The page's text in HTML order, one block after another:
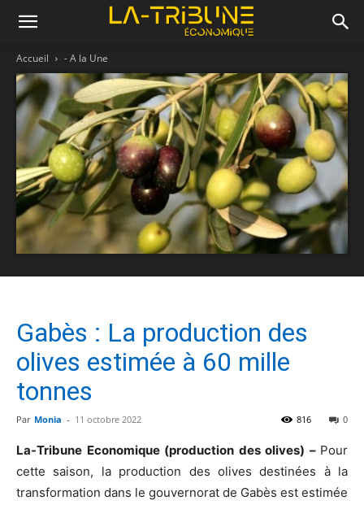
Accueil - A la Une
Gabès : La production des
olives estimée à 60 mille
tonnes
Par Monia - 11 octobre 2022 0
816
La-Tribune Economique (production des olives) – Pour
cette saison, la production des olives destinées à la
transformation dans le gouvernorat de Gabès est estimée